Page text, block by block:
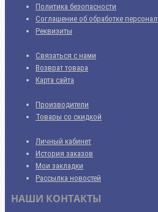
Политика безопасности
Соглашение об обработке
Реквизиты
Связаться с нами
Возврат товара
Карта сайта
Производители
Товары со скидкой
Личный кабинет
История заказов
Мои закладки
Рассылка новостей
НАШИ КОНТАКТЫ